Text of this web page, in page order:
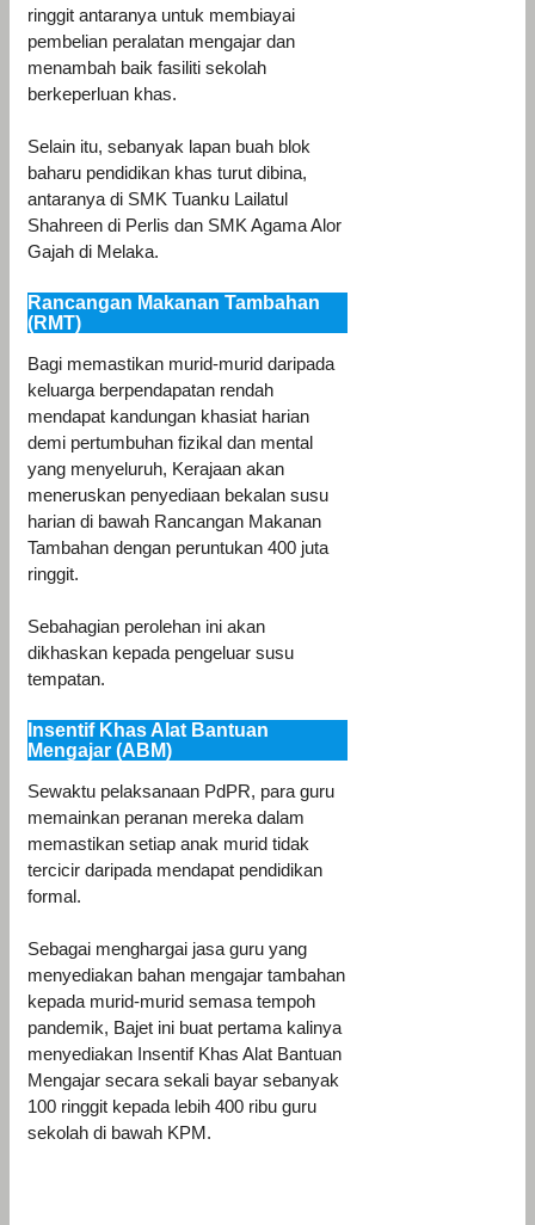
ringgit antaranya untuk membiayai
pembelian peralatan mengajar dan
menambah baik fasiliti sekolah
berkeperluan khas.
Selain itu, sebanyak lapan buah blok
baharu pendidikan khas turut dibina,
antaranya di SMK Tuanku Lailatul
Shahreen di Perlis dan SMK Agama Alor
Gajah di Melaka.
Rancangan Makanan Tambahan
(RMT)
Bagi memastikan murid-murid daripada
keluarga berpendapatan rendah
mendapat kandungan khasiat harian
demi pertumbuhan fizikal dan mental
yang menyeluruh, Kerajaan akan
meneruskan penyediaan bekalan susu
harian di bawah Rancangan Makanan
Tambahan dengan peruntukan 400 juta
ringgit.
Sebahagian perolehan ini akan
dikhaskan kepada pengeluar susu
tempatan.
Insentif Khas Alat Bantuan
Mengajar (ABM)
Sewaktu pelaksanaan PdPR, para guru
memainkan peranan mereka dalam
memastikan setiap anak murid tidak
tercicir daripada mendapat pendidikan
formal.
Sebagai menghargai jasa guru yang
menyediakan bahan mengajar tambahan
kepada murid-murid semasa tempoh
pandemik, Bajet ini buat pertama kalinya
menyediakan Insentif Khas Alat Bantuan
Mengajar secara sekali bayar sebanyak
100 ringgit kepada lebih 400 ribu guru
sekolah di bawah KPM.